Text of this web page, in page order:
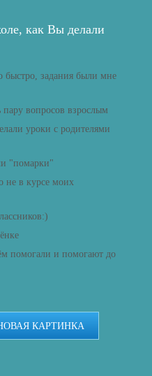
как Вы делали
быстро, задания были мне
пару вопросов взрослым
уроки с родителями
"помарки"
не в курсе моих
помогали и помогают до
КАРТИНКА